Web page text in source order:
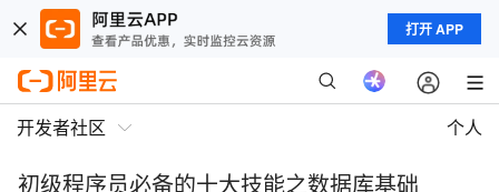
打开 APP
开发者社区 个人
初级程序员必备的十大技能之数据库基础